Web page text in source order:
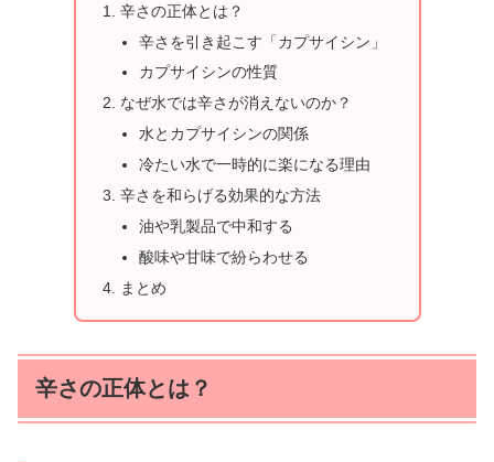
辛さの正体とは？
辛さを引き起こす「カプサイシン」
カプサイシンの性質
なぜ水では辛さが消えないのか？
水とカプサイシンの関係
冷たい水で一時的に楽になる理由
辛さを和らげる効果的な方法
油や乳製品で中和する
酸味や甘味で紛らわせる
まとめ
辛さの正体とは？